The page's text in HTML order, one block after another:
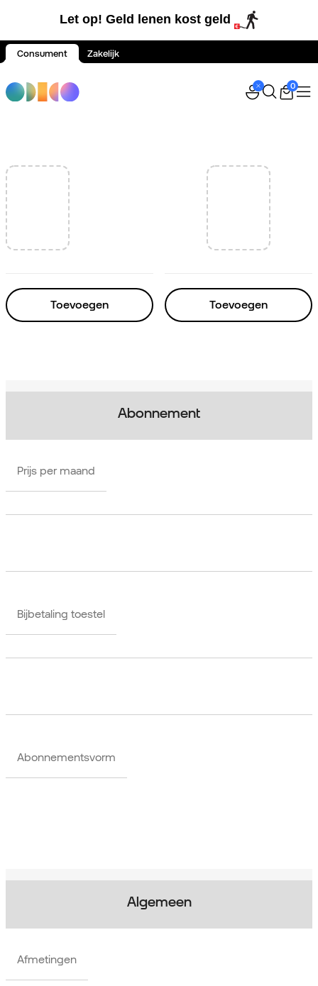
Let op! Geld lenen kost geld
Consument Zakelijk
0
Toevoegen Toevoegen
Abonnement
Prijs per maand
Bijbetaling toestel
Abonnementsvorm
Algemeen
Afmetingen